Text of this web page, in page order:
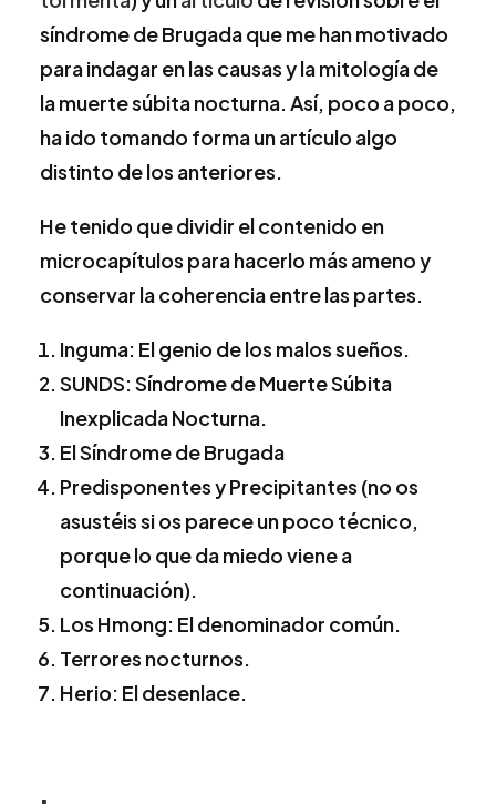
síndrome de Brugada que me han motivado
para indagar en las causas y la mitología de
la muerte súbita nocturna. Así, poco a poco,
ha ido tomando forma un artículo algo
distinto de los anteriores.
He tenido que dividir el contenido en
microcapítulos para hacerlo más ameno y
conservar la coherencia entre las partes.
Inguma: El genio de los malos sueños.
SUNDS: Síndrome de Muerte Súbita
Inexplicada Nocturna.
El Síndrome de Brugada
Predisponentes y Precipitantes (no os
asustéis si os parece un poco técnico,
porque lo que da miedo viene a
continuación).
Los Hmong: El denominador común.
Terrores nocturnos.
Herio: El desenlace.